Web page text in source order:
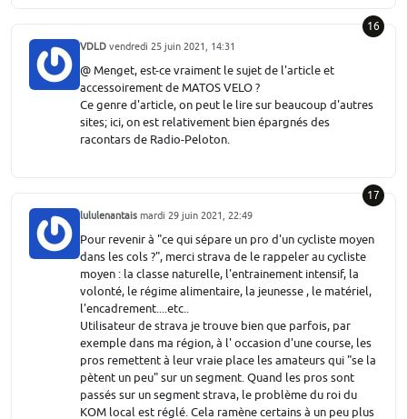
16
VDLD vendredi 25 juin 2021, 14:31
@ Menget, est-ce vraiment le sujet de l'article et
accessoirement de MATOS VELO ?
Ce genre d'article, on peut le lire sur beaucoup d'autres
sites; ici, on est relativement bien épargnés des
racontars de Radio-Peloton.
17
lululenantais mardi 29 juin 2021, 22:49
Pour revenir à "ce qui sépare un pro d'un cycliste moyen
dans les cols ?", merci strava de le rappeler au cycliste
moyen : la classe naturelle, l'entrainement intensif, la
volonté, le régime alimentaire, la jeunesse , le matériel,
l'encadrement....etc..
Utilisateur de strava je trouve bien que parfois, par
exemple dans ma région, à l' occasion d'une course, les
pros remettent à leur vraie place les amateurs qui "se la
pètent un peu" sur un segment. Quand les pros sont
passés sur un segment strava, le problème du roi du
KOM local est réglé. Cela ramène certains à un peu plus